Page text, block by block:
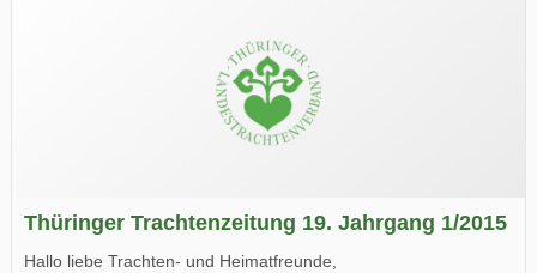
Thüringer Trachtenzeitung 19. Jahrgang 1/2015
Hallo liebe Trachten- und Heimatfreunde,